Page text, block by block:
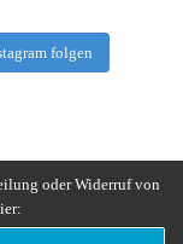
folgen
oder Widerruf von